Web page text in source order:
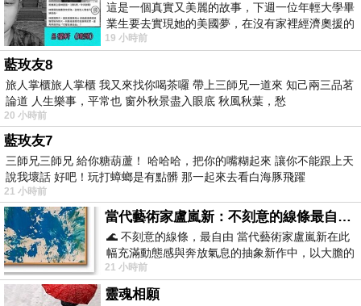
這是一個真實又美麗的故事，下週一位年輕大學畢
業生要去實現她的美國夢，在沒有家裡經濟奧援的
情況下，靠著自我努力工作累積出國基
19 小時前
藍玫友8
旅人掌櫃旅人掌櫃 我又來找你喝茶囉 帶上三師兄一道來 知己兩三品茗
論道 人生樂事，平常也 窗外秋景盡入眼底 秋風秋葉，愁
20 小時前
藍玫友7
三師兄三師兄 給你糖葫蘆！ 哈哈哈，把你的嘴糊起來 讓你不能跟上天
說我壞話 好吧！玩打蟑螂是有點髒 那一起來去看白海豚飛躍
21 小時前
當代藝術家盧嵐新：不刻意的線條最自由，讓色彩流動、筆觸自己說話
🌊 不刻意的線條，最自由 當代藝術家盧嵐新在此
幅充滿動態感與奔放氣息的抽象新作中，以大膽的
藍色顏料在白色畫布上揮灑、壓印與流淌
21 小時前
靈魂相願